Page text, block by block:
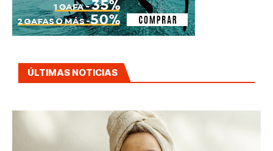
ÚLTIMAS NOTICIAS